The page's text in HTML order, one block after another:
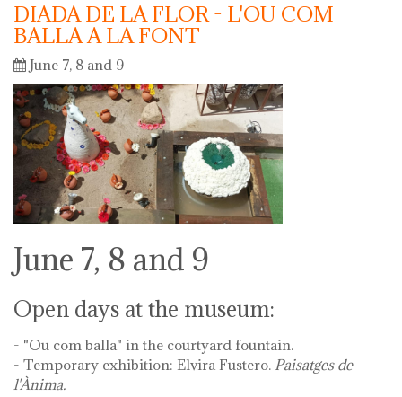
DIADA DE LA FLOR - L'OU COM
BALLA A LA FONT
June 7, 8 and 9
June 7, 8 and 9
Open days at the museum:
- "Ou com balla" in the courtyard fountain.
- Temporary exhibition: Elvira Fustero. Paisatges de
l'Ànima.